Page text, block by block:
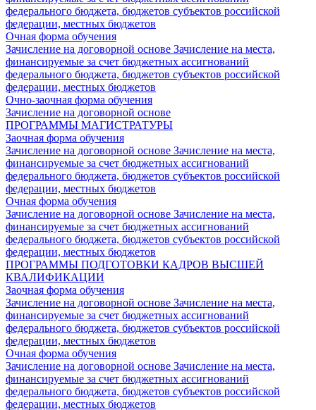
федерального бюджета, бюджетов субъектов российской
федерации, местных бюджетов
Очная форма обучения
Зачисление на договорной основе Зачисление на места,
финансируемые за счет бюджетных ассигнований
федерального бюджета, бюджетов субъектов российской
федерации, местных бюджетов
Очно-заочная форма обучения
Зачисление на договорной основе
ПРОГРАММЫ МАГИСТРАТУРЫ
Заочная форма обучения
Зачисление на договорной основе Зачисление на места,
финансируемые за счет бюджетных ассигнований
федерального бюджета, бюджетов субъектов российской
федерации, местных бюджетов
Очная форма обучения
Зачисление на договорной основе Зачисление на места,
финансируемые за счет бюджетных ассигнований
федерального бюджета, бюджетов субъектов российской
федерации, местных бюджетов
ПРОГРАММЫ ПОДГОТОВКИ КАДРОВ ВЫСШЕЙ
КВАЛИФИКАЦИИ
Заочная форма обучения
Зачисление на договорной основе Зачисление на места,
финансируемые за счет бюджетных ассигнований
федерального бюджета, бюджетов субъектов российской
федерации, местных бюджетов
Очная форма обучения
Зачисление на договорной основе Зачисление на места,
финансируемые за счет бюджетных ассигнований
федерального бюджета, бюджетов субъектов российской
федерации, местных бюджетов